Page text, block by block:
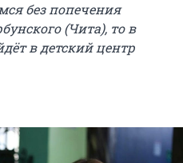
без попечения
(Чита), то в
в детский центр